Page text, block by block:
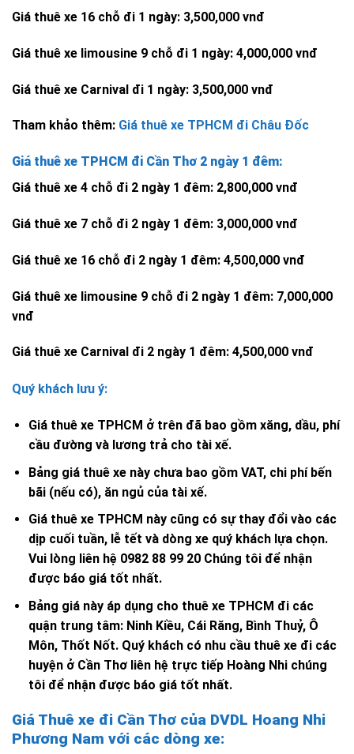
Giá thuê xe 16 chỗ đi 1 ngày: 3,500,000 vnđ
Giá thuê xe limousine 9 chỗ đi 1 ngày: 4,000,000 vnđ
Giá thuê xe Carnival đi 1 ngày: 3,500,000 vnđ
Tham khảo thêm: Giá thuê xe TPHCM đi Châu Đốc
Giá thuê xe TPHCM đi Cần Thơ 2 ngày 1 đêm:
Giá thuê xe 4 chỗ đi 2 ngày 1 đêm: 2,800,000 vnđ
Giá thuê xe 7 chỗ đi 2 ngày 1 đêm: 3,000,000 vnđ
Giá thuê xe 16 chỗ đi 2 ngày 1 đêm: 4,500,000 vnđ
Giá thuê xe limousine 9 chỗ đi 2 ngày 1 đêm: 7,000,000
vnđ
Giá thuê xe Carnival đi 2 ngày 1 đêm: 4,500,000 vnđ
Quý khách lưu ý:
Giá thuê xe TPHCM ở trên đã bao gồm xăng, dầu, phí
cầu đường và lương trả cho tài xế.
Bảng giá thuê xe này chưa bao gồm VAT, chi phí bến
bãi (nếu có), ăn ngủ của tài xế.
Giá thuê xe TPHCM này cũng có sự thay đổi vào các
dịp cuối tuần, lễ tết và dòng xe quý khách lựa chọn.
Vui lòng liên hệ 0982 88 99 20 Chúng tôi để nhận
được báo giá tốt nhất.
Bảng giá này áp dụng cho thuê xe TPHCM đi các
quận trung tâm: Ninh Kiều, Cái Răng, Bình Thuỷ, Ô
Môn, Thốt Nốt. Quý khách có nhu cầu thuê xe đi các
huyện ở Cần Thơ liên hệ trực tiếp Hoàng Nhi chúng
tôi để nhận được báo giá tốt nhất.
Giá Thuê xe đi Cần Thơ của DVDL Hoang Nhi
Phương Nam với các dòng xe: